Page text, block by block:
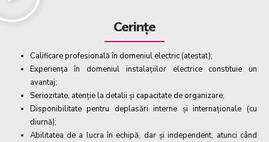
Cerințe
Calificare profesională în domeniul electric (atestat);
Experiența în domeniul instalațiilor electrice constituie un
avantaj;
Seriozitate, atenție la detalii și capacitate de organizare;
Disponibilitate pentru deplasări interne și internaționale (cu
diurnă);
Abilitatea de a lucra în echipă, dar și independent, atunci când